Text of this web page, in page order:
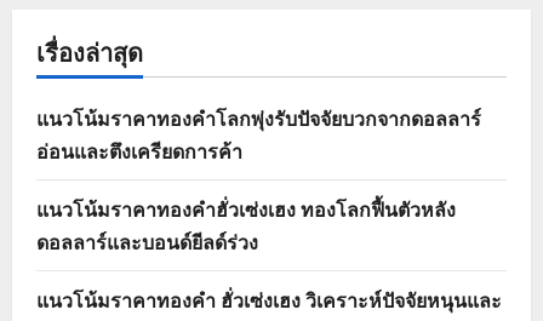
เรื่องล่าสุด
แนวโน้มราคาทองคำโลกพุ่งรับปัจจัยบวกจากดอลลาร์
อ่อนและตึงเครียดการค้า
แนวโน้มราคาทองคำฮั่วเซ่งเฮง ทองโลกฟื้นตัวหลัง
ดอลลาร์และบอนด์ยีลด์ร่วง
แนวโน้มราคาทองคำ ฮั่วเซ่งเฮง วิเคราะห์ปัจจัยหนุนและ